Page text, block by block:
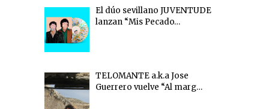
El dúo sevillano JUVENTUDE
lanzan “Mis Pecado…
TELOMANTE a.k.a Jose
Guerrero vuelve “Al marg…